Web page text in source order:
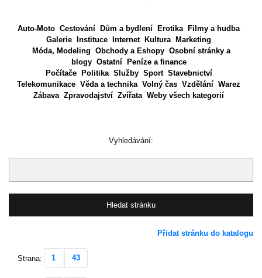
Auto-Moto Cestování Dům a bydlení Erotika
Filmy a hudba
Galerie
Instituce Internet Kultura
Marketing
Móda, Modeling Obchody a Eshopy Osobní stránky a
blogy Ostatní
Peníze a finance
Počítače
Politika Služby Sport Stavebnictví
Telekomunikace Věda a technika Volný čas Vzdělání Warez
Zábava Zpravodajství Zvířata Weby všech kategorií
Vyhledávání:
Přidat stránku do katalogu
Strana: 1 43